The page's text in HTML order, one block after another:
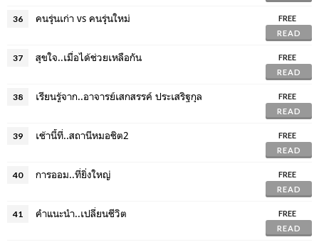
36 คนรุ่นเก่า vs คนรุ่นใหม่
FREE
READ
37 สุขใจ..เมื่อได้ช่วยเหลือกัน
FREE
READ
38 เรียนรู้จาก..อาจารย์เสกสรรค์ ประเสริฐกุล
FREE
READ
39 เช้านี้ที่..สถานีหมอชิต2
FREE
READ
40 การออม..ที่ยิ่งใหญ่
FREE
READ
41 คำแนะนำ..เปลี่ยนชีวิต
FREE
READ